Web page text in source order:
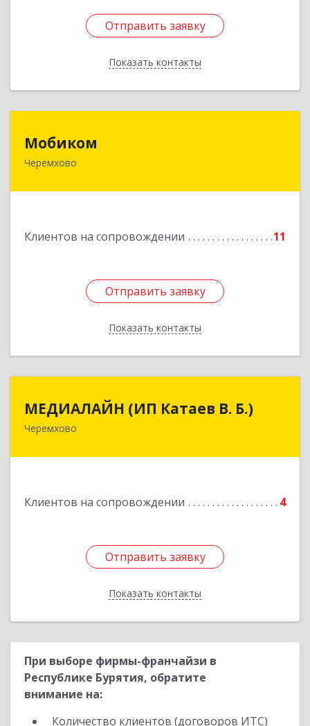
Отправить заявку
Показать контакты
Отправить заявку
Назад
Мобиком
Черемхово
Клиентов на сопровождении 11
Отправить заявку
Показать контакты
Отправить заявку
Назад
МЕДИАЛАЙН (ИП Катаев В. Б.)
Черемхово
Клиентов на сопровождении 4
Отправить заявку
Показать контакты
МЕДИАЛАЙН (ИП Катаев В. Б.)
665413, Иркутская обл, Черемхово г, Ленина ул,
Отправить заявку
Назад
При выборе фирмы-франчайзи в
Республике Бурятия, обратите
внимание на:
Количество клиентов (договоров ИТС)